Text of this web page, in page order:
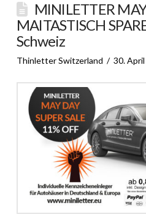
MINILETTER
MAITASTISCH
Schweiz
Thinletter Switzerland 30.